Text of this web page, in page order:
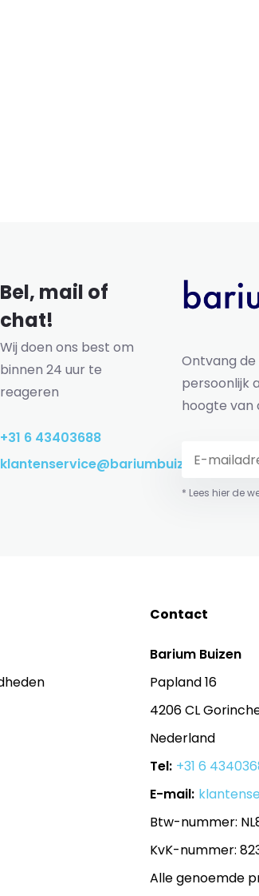
Bel, mail of
chat!
Wij doen ons best om
binnen 24 uur te
reageren
+31 6 43403688
klantenservice@bariumbuizen.nl
Ontvang
persoonlijk
hoogte van
* Lees hier de
Contact
Barium Buizen
Papland 16
4206 CL
Nederland
Tel: +31 6
E-mail:
Btw-nummer:
KvK-nummer:
Alle genoemde